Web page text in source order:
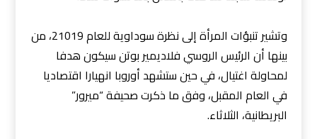
وتشير تنبؤات المرأة إلى نظرة سوداوية للعام 21019، من
بينها أن الرئيس الروسي فلاديمير بوتن سيكون هدفا
لمحاولة اغتيال، في حين ستشهد أوروبا انهيارا اقتصاديا
في العام المقبل، وفق ما ذكرت صحيفة “ميرور”
البريطانية، الثلاثاء.